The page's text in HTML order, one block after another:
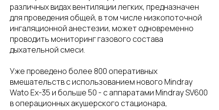
различных видах вентиляции легких, предназначен
для проведения общей, в том числе низкопоточной
ингаляционной анестезии, может одновременно
проводить мониторинг газового состава
дыхательной смеси.
Уже проведено более 800 оперативных
вмешательств с использованием нового Mindray
Wato Ex-35 и больше 50 - с аппаратами Mindray SV600
в операционных акушерского стационара,